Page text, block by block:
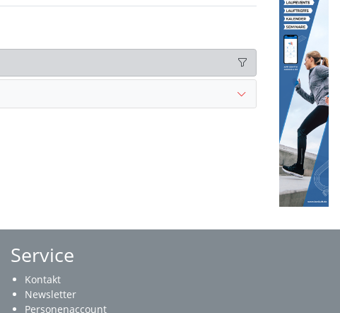
Service
Kontakt
Newsletter
Personenaccount